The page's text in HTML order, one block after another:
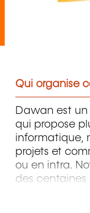
Qui organise
Dawan est
qui propose
informatique,
projets et
ou en intra.
des
Windows